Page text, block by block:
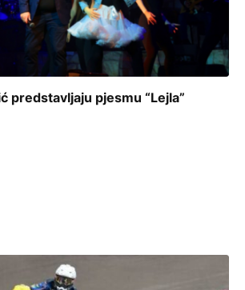
predstavljaju pjesmu “Lejla”